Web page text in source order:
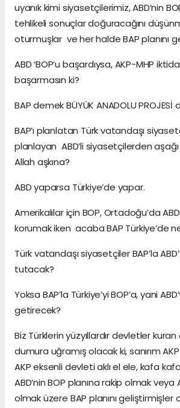
uyanık kimi siyasetçilerimiz, ABD’nin
tehlikeli sonuçlar doğuracağını
oturmuşlar ve her halde BAP planını
ABD ‘BOP’u başardıysa, AKP-MHP
başarmasın ki?
BAP demek BÜYÜK ANADOLU
BAP’ı planlatan Türk vatandaşı
planlayan ABD’li siyasetçilerden aşağı
Allah aşkına?
ABD yaparsa Türkiye’de yapar.
Amerikalılar için BOP, Ortadoğu’da
korumak iken acaba BAP Türkiye’de
Türk vatandaşı siyasetçiler BAP’la
tutacak?
Yoksa BAP’la Türkiye’yi BOP’a, yani
getirecek?
Biz Türklerin yüzyıllardır devletler
dumura uğramış olacak ki, sanırım
AKP eksenli devleti aklı el ele, kafa
ABD’nin BOP planına rakip olmak veya
olmak üzere BAP planını geliştirmişler